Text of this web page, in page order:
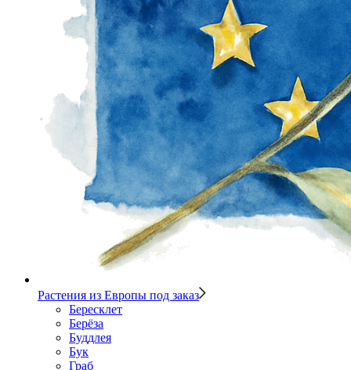
Растения из Европы под заказ
Бересклет
Берёза
Буддлея
Бук
Граб